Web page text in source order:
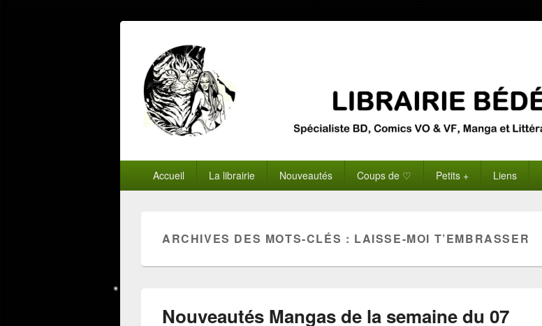
principalAccueil La librairie Nouveautés Coups de ♡ Petits + Liens
ARCHIVES DES MOTS-CLÉS : LAISSE-MOI T’EMBRASSER
Nouveautés Mangas de la semaine du 07